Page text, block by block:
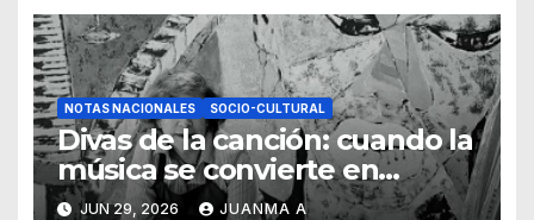
NOTAS NACIONALES SOCIO-CULTURAL
Divas de la canción: cuando la
música se convierte en
pintura
JUN 29, 2026 JUANMA A